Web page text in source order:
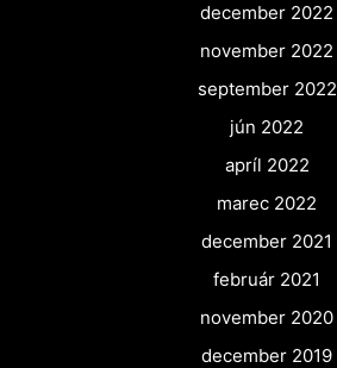
december 2022
november 2022
september 2022
jún 2022
apríl 2022
marec 2022
december 2021
február 2021
november 2020
december 2019